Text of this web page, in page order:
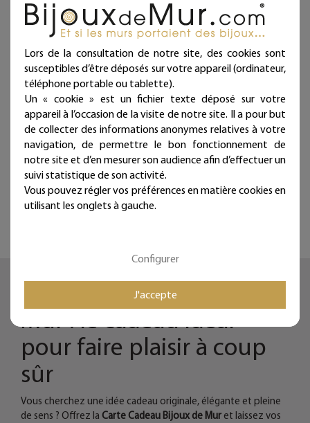
Carte cadeau 75 €
75,00 €
Livraison offerte
(en France métropolitaine)
Expédié par mail dans la
journée
100,00 €
Livraison offerte
(en France métropolitaine)
journée
Carte Cadeau Bijoux de
Mur : le cadeau idéal
pour faire plaisir à coup
sûr
Vous cherchez une idée cadeau originale, élégante et pleine
de sens ? Offrez la Carte Cadeau Bijoux de Mur et laissez vos
Lors de la consultation de notre site, des cookies sont
susceptibles d’être déposés sur votre appareil (ordinateur,
téléphone portable ou tablette).
Un « cookie » est un fichier texte déposé sur votre
appareil à l’occasion de la visite de notre site. Il a pour but
de collecter des informations anonymes relatives à votre
navigation, de permettre le bon fonctionnement de
notre site et d’en mesurer son audience afin d’effectuer un
suivi statistique de son activité.
Vous pouvez régler vos préférences en matière cookies en
utilisant les onglets à gauche.
Configurer
J'accepte